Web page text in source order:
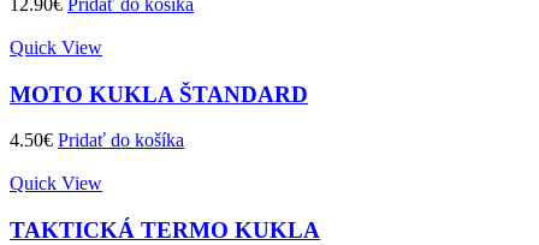
Quick View
MOTO KUKLA ŠTANDARD
4.50€ Pridať do košíka
Quick View
TAKTICKÁ TERMO KUKLA